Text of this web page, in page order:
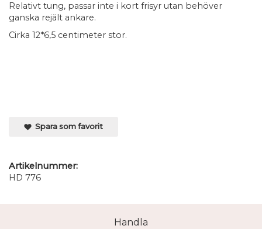
Relativt tung, passar inte i kort frisyr utan behöver
ganska rejält ankare.
Cirka 12*6,5 centimeter stor.
Spara som favorit
Artikelnummer:
HD 776
Handla